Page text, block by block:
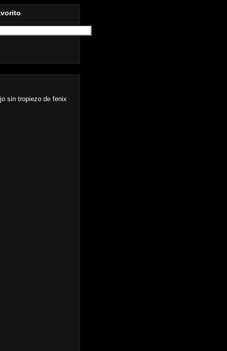
sin tropiezo de fenix